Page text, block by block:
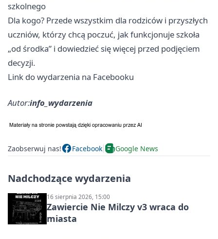
szkolnego
Dla kogo? Przede wszystkim dla rodziców i przyszłych
uczniów, którzy chcą poczuć, jak funkcjonuje szkoła
„od środka” i dowiedzieć się więcej przed podjęciem
decyzji. ‍
Link do wydarzenia na Facebooku
Autor:info_wydarzenia
Zaobserwuj nas! Facebook Google News
Nadchodzące wydarzenia
16 sierpnia 2026, 15:00
Zawiercie Nie Milczy v3 wraca do
miasta